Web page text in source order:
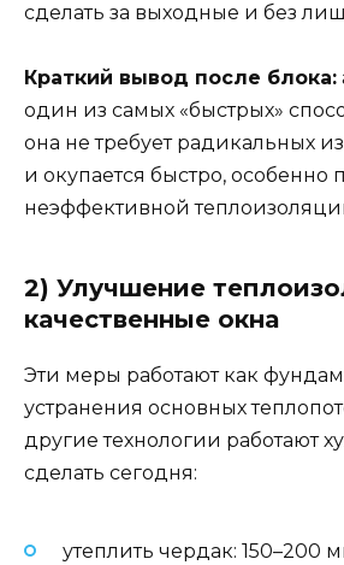
сделать за выходные и без
Краткий вывод после блока:
один из самых «быстрых»
она не требует радикальных
и окупается быстро, особенно
неэффективной
2) Улучшение
качественные окна
Эти меры работают как
устранения основных
другие технологии работают
сделать сегодня:
утеплить чердак: 150–200